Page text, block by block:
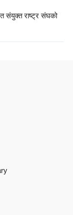
संयुक्त राष्ट्र संघको